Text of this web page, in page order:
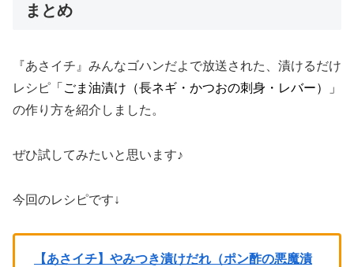
まとめ
『あさイチ』みんなゴハンだよで放送された、漬けるだけ
レシピ 「ごま油漬け（長ネギ・かつおの刺身・レバー）」
の作り方を紹介しました。
ぜひ試してみたいと思います♪
今回のレシピです↓
【あさイチ】やみつき漬けだれ（ポン酢の悪魔漬